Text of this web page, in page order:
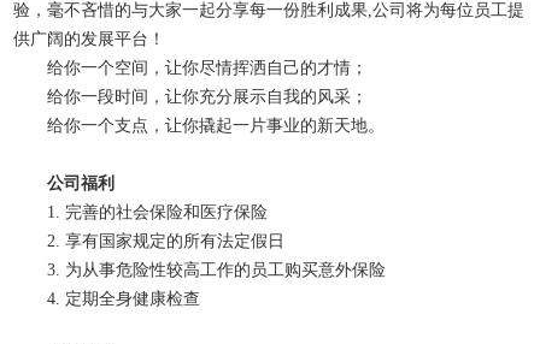
验，毫不吝惜的与大家一起分享每一份胜利成果,公司将为每位员工提
供广阔的发展平台！
给你一个空间，让你尽情挥洒自己的才情；
给你一段时间，让你充分展示自我的风采；
给你一个支点，让你撬起一片事业的新天地。
公司福利
1. 完善的社会保险和医疗保险
2. 享有国家规定的所有法定假日
3. 为从事危险性较高工作的员工购买意外保险
4. 定期全身健康检查